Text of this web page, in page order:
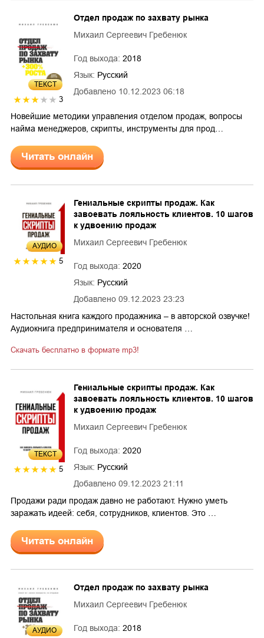
ТЕКСТ
3
Добавлено 10.12.2023 06:18
Отдел продаж по захвату рынка
Михаил Сергеевич Гребенюк
Год выхода: 2018
Язык: Русский
Новейшие методики управления отделом продаж, вопросы
найма менеджеров, скрипты, инструменты для прод…
Читать онлайн
AУДИО
5
Добавлено 09.12.2023 23:23
Гениальные скрипты продаж. Как
завоевать лояльность клиентов. 10 шагов
к удвоению продаж
Михаил Сергеевич Гребенюк
Год выхода: 2020
Язык: Русский
Настольная книга каждого продажника – в авторской озвучке!
Аудиокнига предпринимателя и основателя …
Скачать бесплатно в формате mp3!
ТЕКСТ
5
Добавлено 09.12.2023 21:11
Гениальные скрипты продаж. Как
завоевать лояльность клиентов. 10 шагов
к удвоению продаж
Михаил Сергеевич Гребенюк
Год выхода: 2020
Язык: Русский
Продажи ради продаж давно не работают. Нужно уметь
заражать идеей: себя, сотрудников, клиентов. Это …
Читать онлайн
AУДИО
Отдел продаж по захвату рынка
Михаил Сергеевич Гребенюк
Год выхода: 2018